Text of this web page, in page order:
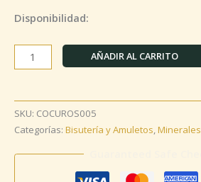
Disponibilidad:
AÑADIR AL CARRITO
SKU: COCUROS005
Categorías: Bisutería y Amuletos,Minerales